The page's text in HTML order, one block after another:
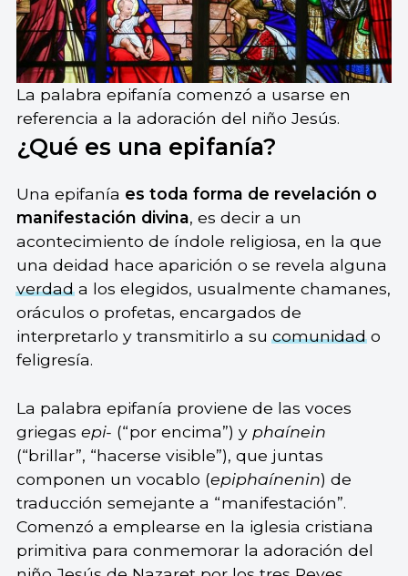
La palabra epifanía comenzó a usarse en
referencia a la adoración del niño Jesús.
¿Qué es una epifanía?
Una epifanía es toda forma de revelación o
manifestación divina, es decir a un
acontecimiento de índole religiosa, en la que
una deidad hace aparición o se revela alguna
verdada los elegidos, usualmente chamanes,
oráculos o profetas, encargados de
interpretarlo y transmitirlo a sucomunidado
feligresía.
La palabra epifanía proviene de las voces
griegas epi- (“por encima”) y phaínein
(“brillar”, “hacerse visible”), que juntas
componen un vocablo (epiphaínenin) de
traducción semejante a “manifestación”.
Comenzó a emplearse en la iglesia cristiana
primitiva para conmemorar la adoración del